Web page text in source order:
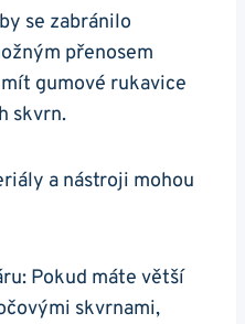
se zabránilo
přenosem
gumové rukavice
skvrn.
a nástroji mohou
Pokud máte větší
skvrnami,